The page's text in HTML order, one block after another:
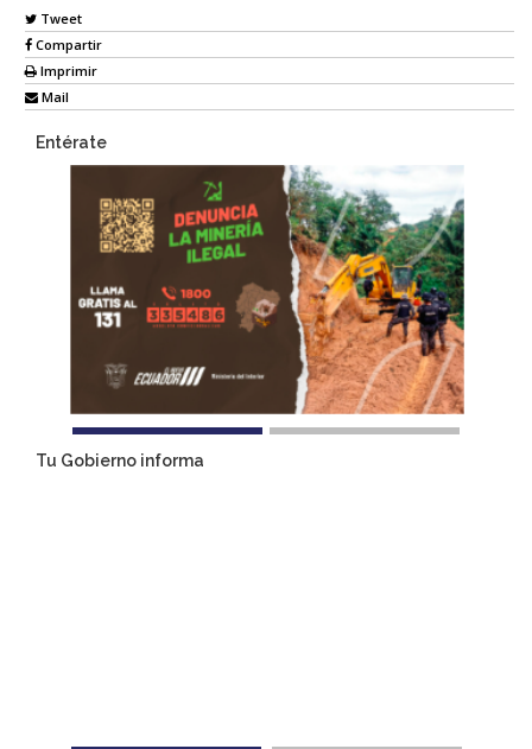
Tweet
Compartir
Imprimir
Mail
Entérate
Tu Gobierno informa